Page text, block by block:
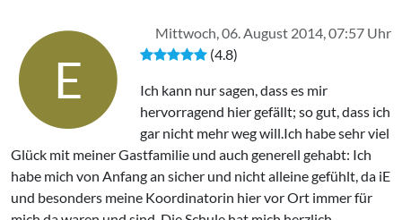
E
Mittwoch, 06. August 2014, 07:57 Uhr
(4.8)
Ich kann nur sagen, dass es mir
hervorragend hier gefällt; so gut, dass ich
gar nicht mehr weg will.Ich habe sehr viel
Glück mit meiner Gastfamilie und auch generell gehabt: Ich
habe mich von Anfang an sicher und nicht alleine gefühlt, da iE
und besonders meine Koordinatorin hier vor Ort immer für